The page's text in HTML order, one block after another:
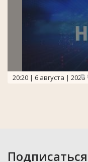
20:20 | 6 августа | 2026
Подписаться